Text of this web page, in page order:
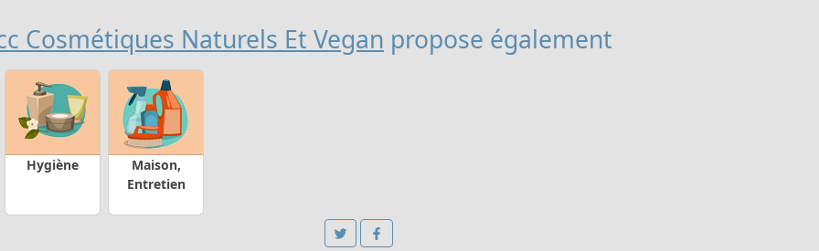
Cosmétiques Naturels Et Vegan propose également
Hygiène
Maison,
Entretien